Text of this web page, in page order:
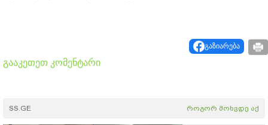
გაზიარება
გააკეთეთ კომენტარი
SS.GE როგორ მოხვდე აქ